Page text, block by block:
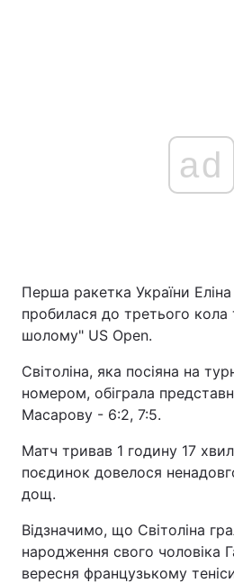
ad
Перша ракетка України Еліна
пробилася до третього кола
шолому" US Open.
Світоліна, яка посіяна на
номером, обіграла
Масарову - 6:2, 7:5.
Матч тривав 1 годину 17
поєдинок довелося
дощ.
Відзначимо, що Світоліна
народження свого чоловіка
вересня французькому